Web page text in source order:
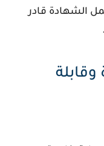
الشهادة قادر
وقابلة